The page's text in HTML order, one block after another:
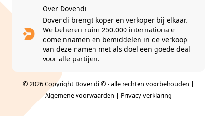
Over Dovendi
Dovendi brengt koper en verkoper bij elkaar.
We beheren ruim 250.000 internationale
domeinnamen en bemiddelen in de verkoop
van deze namen met als doel een goede deal
voor alle partijen.
© 2026 Copyright Dovendi © - alle rechten voorbehouden |
Algemene voorwaarden | Privacy verklaring